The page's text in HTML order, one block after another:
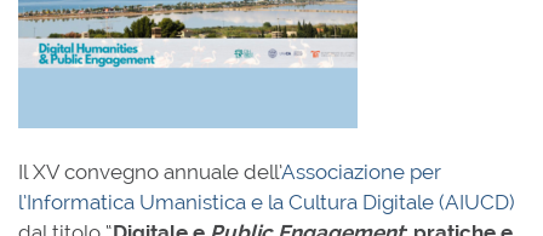
Il XV convegno annuale dell’Associazione per
l’Informatica Umanistica e la Cultura Digitale (AIUCD)